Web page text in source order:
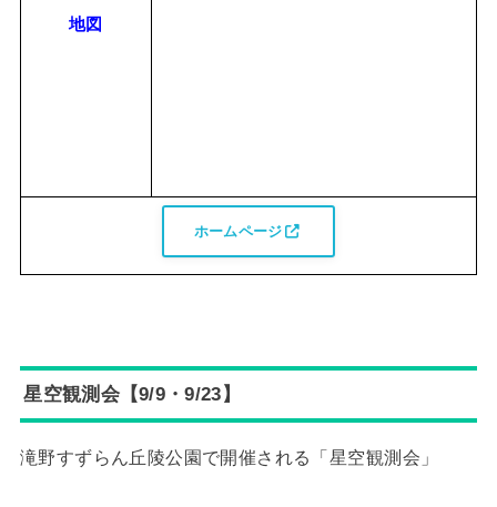
地図
ホームページ
星空観測会【9/9・9/23】
滝野すずらん丘陵公園で開催される「星空観測会」